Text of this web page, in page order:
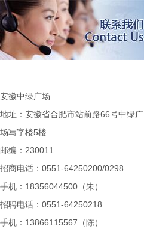
安徽中绿广场
地址：安徽省合肥市站前路66号中绿广
场写字楼5楼
邮编：230011
招商电话：0551-64250200/0298
手机：18356044500（朱）
招聘电话：0551-64250218
手机：13866115567（陈）